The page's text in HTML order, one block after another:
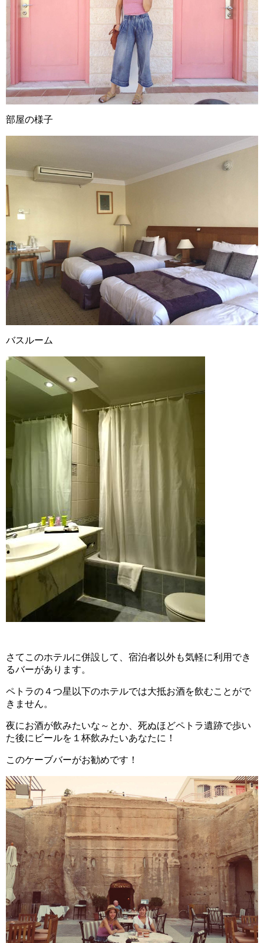
部屋の様子
バスルーム
さてこのホテルに併設して、宿泊者以外も気軽に利用でき
るバーがあります。
ペトラの４つ星以下のホテルでは大抵お酒を飲むことがで
きません。
夜にお酒が飲みたいな～とか、死ぬほどペトラ遺跡で歩い
た後にビールを１杯飲みたいあなたに！
このケーブバーがお勧めです！